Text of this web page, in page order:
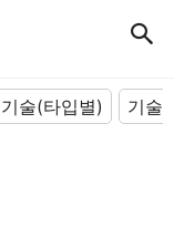
기술(타입별)
기술